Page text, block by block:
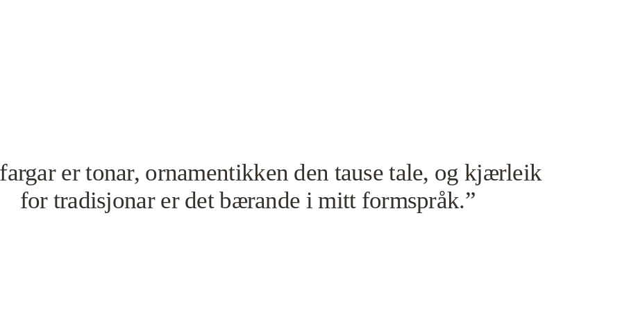
er tonar, ornamentikken den tause tale, og kjærleik
for tradisjonar er det bærande i mitt formspråk.”